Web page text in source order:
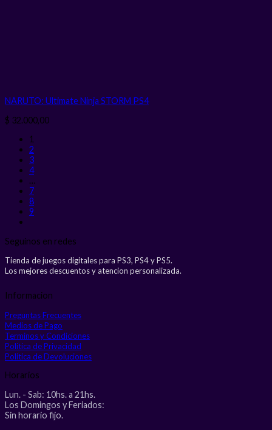
NARUTO: Ultimate Ninja STORM PS4
$ 32.000,00
1
2
3
4
…
7
8
9
Seguinos en redes
Tienda de juegos digitales para PS3, PS4 y PS5.
Los mejores descuentos y atencion personalizada.
Informacion
Preguntas Frecuentes
Medios de Pago
Terminos y Condiciones
Politica de Privacidad
Politica de Devoluciones
Horarios
Lun. - Sab: 10hs. a 21hs.
Los Domingos y Feriados:
Sin horario fijo.